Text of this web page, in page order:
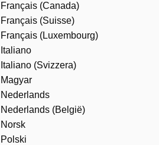
Français (Canada)
Français (Suisse)
Français (Luxembourg)
Italiano
Italiano (Svizzera)
Magyar
Nederlands
Nederlands (België)
Norsk
Polski